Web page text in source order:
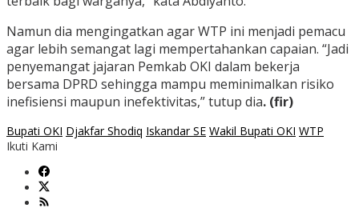
Namun dia mengingatkan agar WTP ini menjadi pemacu
agar lebih semangat lagi mempertahankan capaian. “Jadi
penyemangat jajaran Pemkab OKI dalam bekerja
bersama DPRD sehingga mampu meminimalkan risiko
inefisiensi maupun inefektivitas,” tutup dia. (fir)
Bupati OKI Djakfar Shodiq Iskandar SE Wakil Bupati OKI WTP
Ikuti Kami